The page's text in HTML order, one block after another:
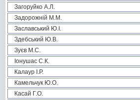
Загоруйко А.Л.
Задорожній М.М.
Заславський Ю.І.
Здебський Ю.В.
Зуєв М.С.
Іонушас С.К.
Калаур І.Р.
Камельчук Ю.О.
Касай Г.О.